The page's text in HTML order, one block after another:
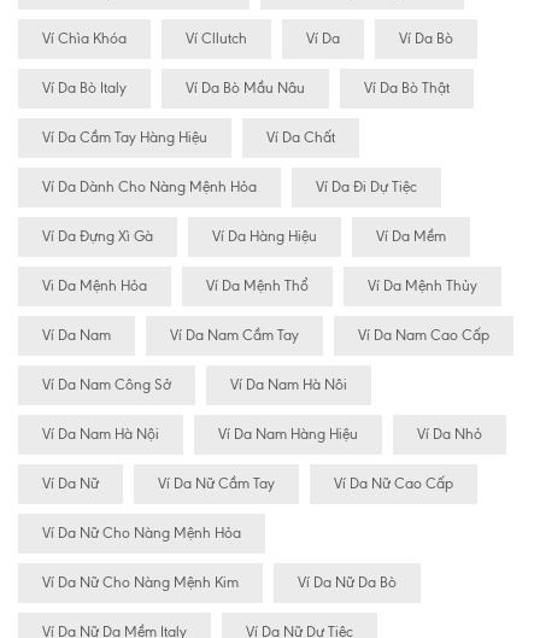
Ví Chìa Khóa Ví Cllutch Ví Da Ví Da Bò
Ví Da Bò Italy Ví Da Bò Mầu Nâu Ví Da Bò Thật
Ví Da Cầm Tay Hàng Hiệu Ví Da Chất
Ví Da Dành Cho Nàng Mệnh Hỏa Ví Da Đi Dự Tiệc
Ví Da Đựng Xì Gà Ví Da Hàng Hiệu Ví Da Mềm
Vi Da Mệnh Hỏa Ví Da Mệnh Thổ Ví Da Mệnh Thủy
Ví Da Nam Ví Da Nam Cầm Tay Ví Da Nam Cao Cấp
Ví Da Nam Công Sở Ví Da Nam Hà Nôi
Ví Da Nam Hà Nội Ví Da Nam Hàng Hiệu Ví Da Nhỏ
Ví Da Nữ Ví Da Nữ Cầm Tay Ví Da Nữ Cao Cấp
Ví Da Nữ Cho Nàng Mệnh Hỏa
Ví Da Nữ Cho Nàng Mệnh Kim Ví Da Nữ Da Bò
Ví Da Nữ Da Mềm Italy Ví Da Nữ Dự Tiệc